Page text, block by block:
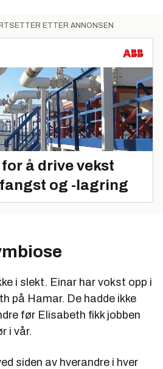
ETTER ANNONSEN
å drive vekst
og -lagring
i slekt. Einar har vokst opp i
på Hamar. De hadde ikke
før Elisabeth fikk jobben
i vår.
siden av hverandre i hver